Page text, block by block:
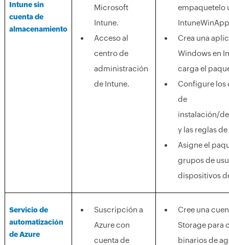
Intune sin
cuenta de
almacenamiento
Microsoft
Intune.
Acceso al
centro de
administración
de Intune.
empaquetelo
Crea una
Windows en
carga el
Configure los
de
instalación/
y las reglas
Asigne el
grupos de
dispositivos
Servicio de
automatización
de Azure
Suscripción a
Azure con
cuenta de
Cree una
Storage para
binarios de